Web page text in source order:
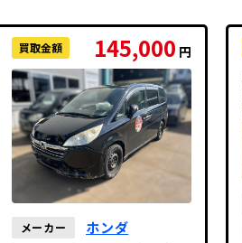
買取金額 145,000 円
メーカー ホンダ